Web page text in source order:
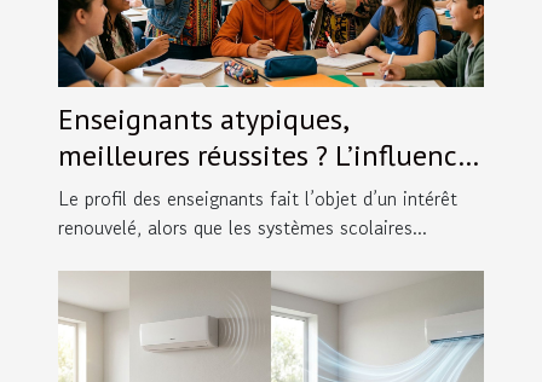
Enseignants atypiques,
meilleures réussites ? L’influence
inattendue du style pédagogique
Le profil des enseignants fait l’objet d’un intérêt
renouvelé, alors que les systèmes scolaires...